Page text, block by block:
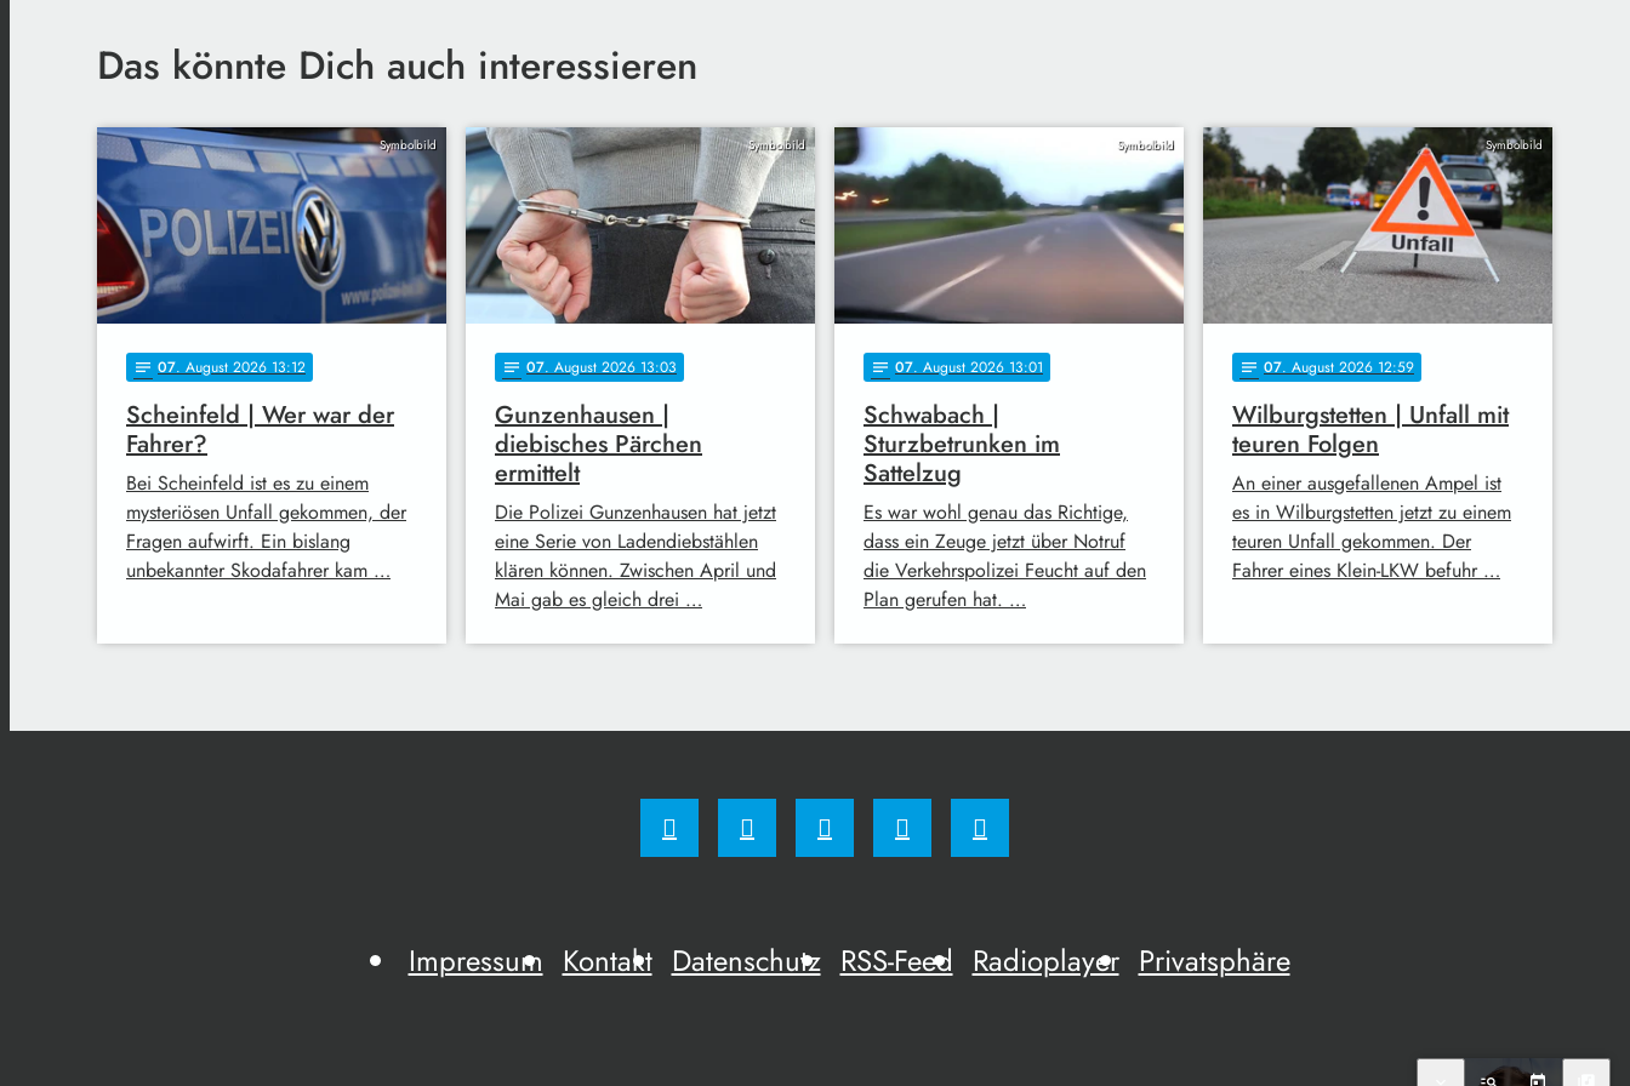
Das könnte Dich auch interessieren
Symbolbild
notes 07. August 2026 13:12
Scheinfeld | Wer war der
Fahrer?
Bei Scheinfeld ist es zu einem
mysteriösen Unfall gekommen, der
Fragen aufwirft. Ein bislang
unbekannter Skodafahrer kam …
Symbolbild
notes 07. August 2026 13:03
Gunzenhausen |
diebisches Pärchen
ermittelt
Die Polizei Gunzenhausen hat jetzt
eine Serie von Ladendiebstählen
klären können. Zwischen April und
Mai gab es gleich drei …
Symbolbild
notes 07. August 2026 13:01
Schwabach |
Sturzbetrunken im
Sattelzug
Es war wohl genau das Richtige,
dass ein Zeuge jetzt über Notruf
die Verkehrspolizei Feucht auf den
Plan gerufen hat. …
Symbolbild
notes 07. August 2026 12:59
Wilburgstetten | Unfall mit
teuren Folgen
An einer ausgefallenen Ampel ist
es in Wilburgstetten jetzt zu einem
teuren Unfall gekommen. Der
Fahrer eines Klein-LKW befuhr …
Impressum Kontakt Datenschutz RSS-Feed Radioplayer Privatsphäre